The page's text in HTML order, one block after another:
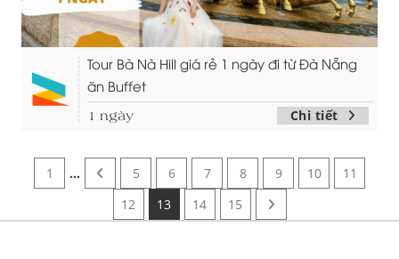
Tour Bà Nà Hill giá rẻ 1 ngày đi từ Đà Nẵng
ăn Buffet
1 ngày Chi tiết
1 ... 5 6 7 8 9 10
11
12
13 14 15